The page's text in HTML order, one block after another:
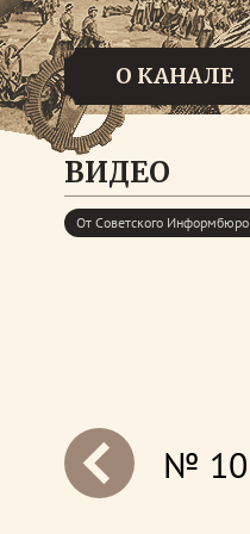
О КАНАЛЕ
ВИДЕО
От Советского Информбюро
№ 10